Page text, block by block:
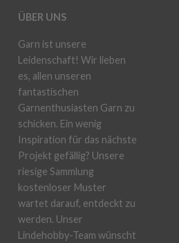
ÜBER UNS
Garn ist unsere
Leidenschaft! Wir lieben
es, allen unseren
fantastischen
Garnenthusiasten Garn zu
schicken. Ein wenig
Inspiration für das nächste
Projekt gefällig? Unsere
riesige Sammlung
kostenloser Muster
wartet darauf, entdeckt zu
werden. Unser
Lindehobby-Team wünscht